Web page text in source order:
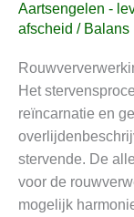
Aartsengelen -
afscheid / Balans
Het
reïncarnatie en
stervende. De
voor de
mogelijk
en
het
van
een